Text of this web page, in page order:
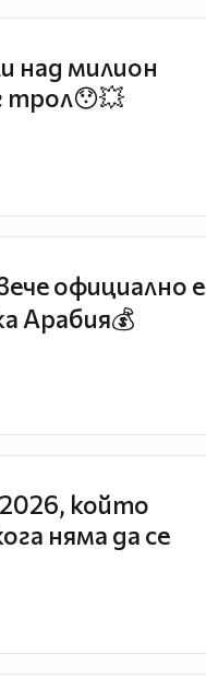
над милион
трол😯💥
официално е
Арабия💰
който
няма да се